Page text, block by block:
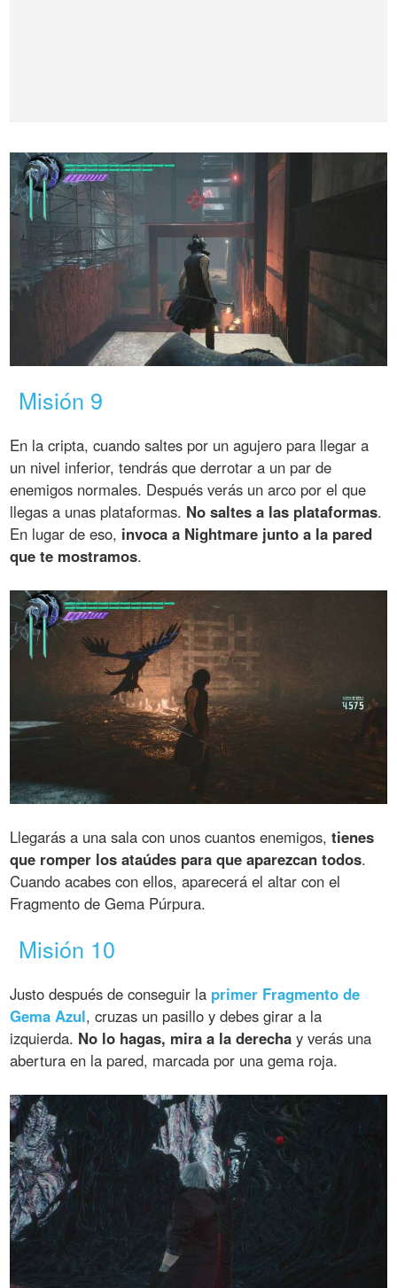
Misión 9
En la cripta, cuando saltes por un agujero para llegar a
un nivel inferior, tendrás que derrotar a un par de
enemigos normales. Después verás un arco por el que
llegas a unas plataformas. No saltes a las plataformas.
En lugar de eso, invoca a Nightmare junto a la pared
que te mostramos.
Llegarás a una sala con unos cuantos enemigos,tienes
que romper los ataúdes para que aparezcan todos.
Cuando acabes con ellos, aparecerá el altar con el
Fragmento de Gema Púrpura.
Misión 10
Justo después de conseguir la primer Fragmento de
Gema Azul, cruzas un pasillo y debes girar a la
izquierda. No lo hagas, mira a la derecha y verás una
abertura en la pared, marcada por una gema roja.